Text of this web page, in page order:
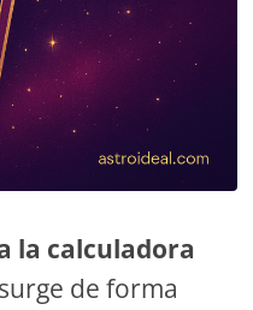
la calculadora
surge de forma